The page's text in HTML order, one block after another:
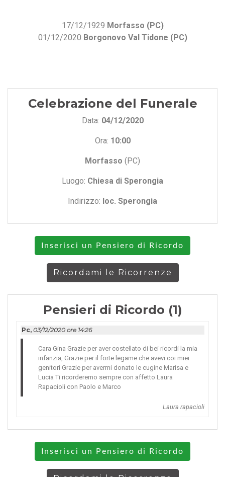
17/12/1929 Morfasso (PC)
01/12/2020 Borgonovo Val Tidone (PC)
Celebrazione del Funerale
Data: 04/12/2020
Ora: 10:00
Morfasso (PC)
Luogo: Chiesa di Sperongia
Indirizzo: loc. Sperongia
Inserisci un Pensiero di Ricordo
Ricordami le Ricorrenze
Pensieri di Ricordo (1)
Pc, 03/12/2020 ore 14:26
Cara Gina Grazie per aver costellato di bei ricordi la mia
infanzia, Grazie per il forte legame che avevi coi miei
genitori Grazie per avermi donato le cugine Marisa e
Lucia Ti ricorderemo sempre con affetto Laura
Rapacioli con Paolo e Marco
Laura rapacioli
Inserisci un Pensiero di Ricordo